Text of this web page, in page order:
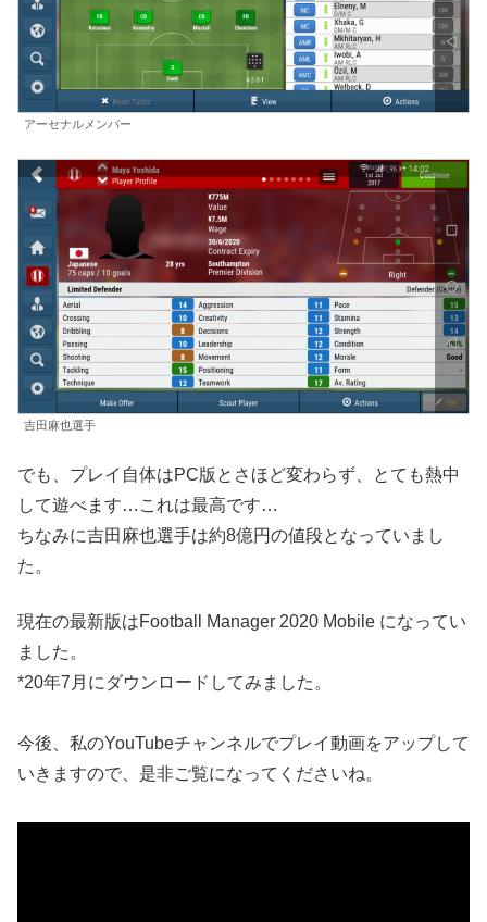
アーセナルメンバー
吉田麻也選手
でも、プレイ自体はPC版とさほど変わらず、とても熱中
して遊べます…これは最高です…
ちなみに吉田麻也選手は約8億円の値段となっていまし
た。
現在の最新版はFootball Manager 2020 Mobile になってい
ました。
*20年7月にダウンロードしてみました。
今後、私のYouTubeチャンネルでプレイ動画をアップして
いきますので、是非ご覧になってくださいね。